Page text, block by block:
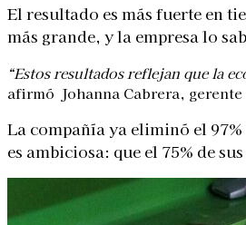
El resultado es más fuerte en
más grande, y la empresa lo
“Estos resultados reflejan que la
afirmó Johanna Cabrera,
La compañía ya eliminó el
es ambiciosa: que el 75% de